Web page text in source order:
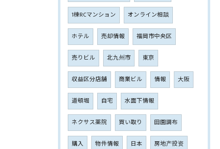
1棟RCマンション オンライン相談
ホテル 売却情報 福岡市中央区
売りビル 北九州市 東京
収益区分店舗 商業ビル 情報 大阪
道頓堀 自宅 水面下情報
ネクサス薬院 買い取り 田園調布
購入 物件情報 日本 房地产投资